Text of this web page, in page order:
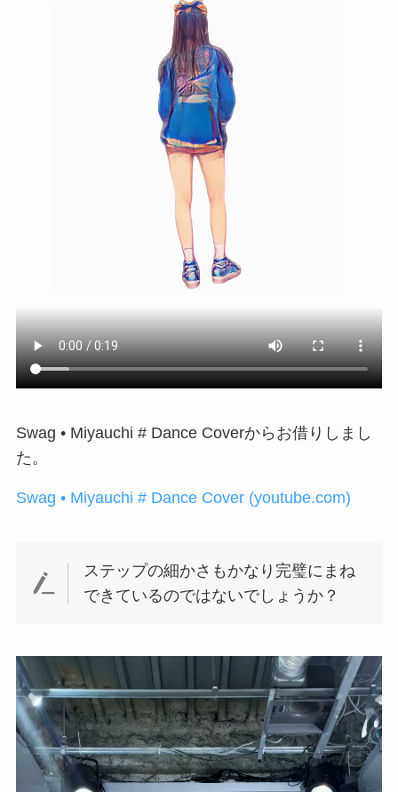
Swag • Miyauchi # Dance Coverからお借りしまし
た。
Swag • Miyauchi # Dance Cover (youtube.com)
ステップの細かさもかなり完璧にまね
できているのではないでしょうか？